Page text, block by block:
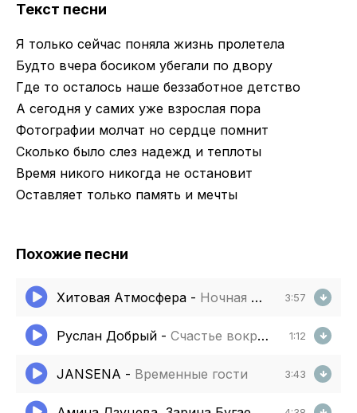
Текст песни
Я только сейчас поняла жизнь пролетела
Будто вчера босиком убегали по двору
Где то осталось наше беззаботное детство
А сегодня у самих уже взрослая пора
Фотографии молчат но сердце помнит
Сколько было слез надежд и теплоты
Время никого никогда не остановит
Оставляет только память и мечты
Похожие песни
Хитовая Атмосфера - Ночная дорога 3:57
Руслан Добрый - Счастье вокруг оно в мелочах 1:12
JANSENA - Временные гости 3:43